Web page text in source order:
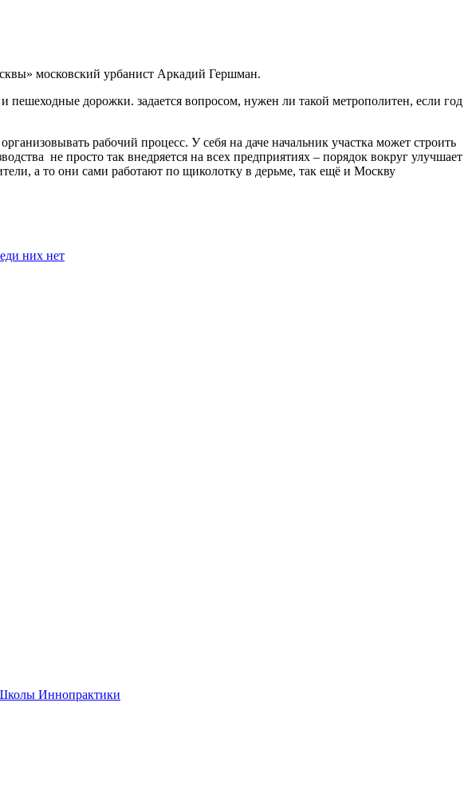
московский урбанист Аркадий Гершман.
пешеходные дорожки. задается вопросом, нужен ли такой метрополитен, если год
рабочий процесс. У себя на даче начальник участка может строить
не просто так внедряется на всех предприятиях – порядок вокруг улучшает
а то они сами работают по щиколотку в дерьме, так ещё и Москву
них нет
Школы Иннопрактики